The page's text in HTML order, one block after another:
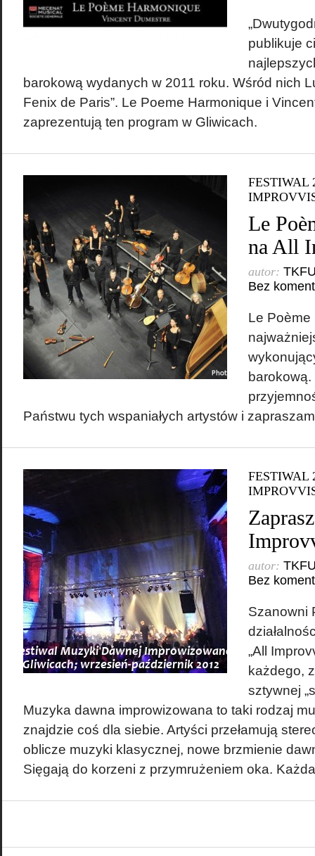
publikuje
barokową wydanych w 2011 roku. Wśród nich
Fenix de Paris”. Le Poeme Harmonique i
zaprezentują ten program w Gliwicach.
FESTIWAL
Le
na All
autor:
Bez
Le Poème
Państwu tych wspaniałych artystów i
FESTIWAL
autor:
Bez
Szanowni
„All
każdego,
sztywnej
Muzyka dawna improwizowana to taki rodzaj
znajdzie coś dla siebie. Artyści przełamują
oblicze muzyki klasycznej, nowe brzmienie
Sięgają do korzeni z przymrużeniem oka.